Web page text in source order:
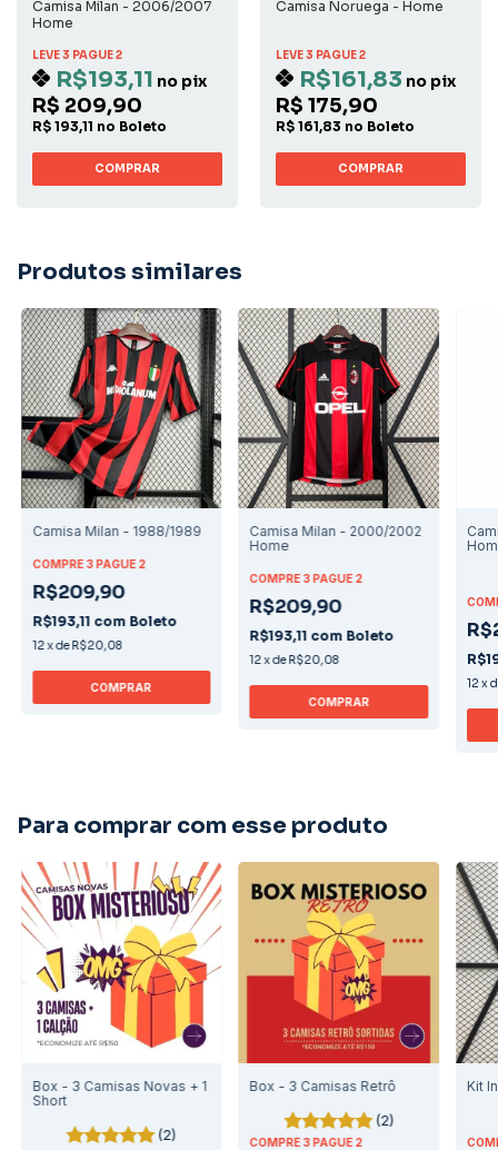
Camisa Milan - 2006/2007
Home
LEVE 3 PAGUE 2
R$193,11 no pix
R$ 209,90
R$ 193,11 no Boleto
COMPRAR
Camisa Noruega - Home
LEVE 3 PAGUE 2
R$161,83 no pix
R$ 175,90
R$ 161,83 no Boleto
COMPRAR
Produtos similares
Camisa Milan - 1988/1989
COMPRE 3 PAGUE 2
R$209,90
R$193,11 com Boleto
12xde R$20,08
COMPRAR
Camisa Milan - 2000/2002
Home
COMPRE 3 PAGUE 2
R$209,90
R$193,11 com Boleto
12xde R$20,08
COMPRAR
12 x
Para comprar com esse produto
Box - 3 Camisas Novas + 1
Short
(2)
Box - 3 Camisas Retrô
(2)
COMPRE 3 PAGUE 2
Kit